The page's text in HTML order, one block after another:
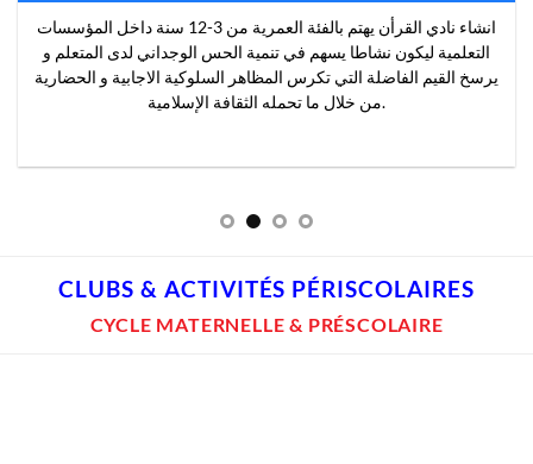
الأنشطة، مثل ورش العمل، وجلسات الكتابة الجماعية، ونقد النصوص،
يتم تشجيع التلاميذ على التعبير عن أفكارهم ومشاعرهم بطرق مبتكرة.
كما يتم تعليمهم تقنيات السرد الأدبي، وبناء الشخصيات، وتطوير الحبكة.
CLUBS & ACTIVITÉS PÉRISCOLAIRES
CYCLE MATERNELLE & PRÉSCOLAIRE